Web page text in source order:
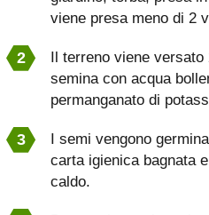
viene presa meno di 2
Il terreno viene
semina con acqua
permanganato di
I semi vengono
carta igienica bagnata
caldo.